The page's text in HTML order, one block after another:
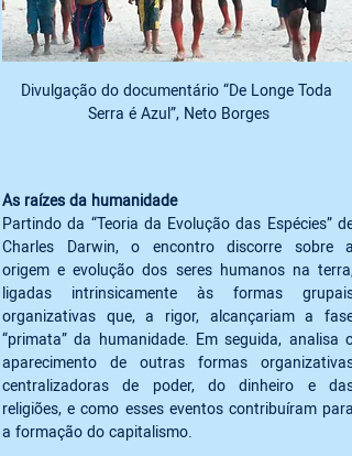
Divulgação do documentário “De Longe Toda
Serra é Azul”, Neto Borges
Partindo da “Teoria da Evolução das Espécies” de
Charles Darwin, o encontro discorre sobre a
origem e evolução dos seres humanos na terra,
ligadas intrinsicamente às formas grupais
organizativas que, a rigor, alcançariam a fase
“primata” da humanidade. Em seguida, analisa o
aparecimento de outras formas organizativas
centralizadoras de poder, do dinheiro e das
religiões, e como esses eventos contribuíram para
a formação do capitalismo.